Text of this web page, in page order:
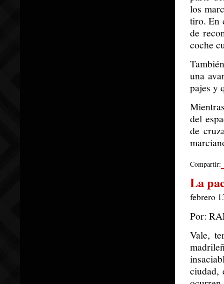
los
tiro. En
de
coche
una
pajes y
del
de
Compartir:
La
febrero
Por:
Vale,
ciudad,